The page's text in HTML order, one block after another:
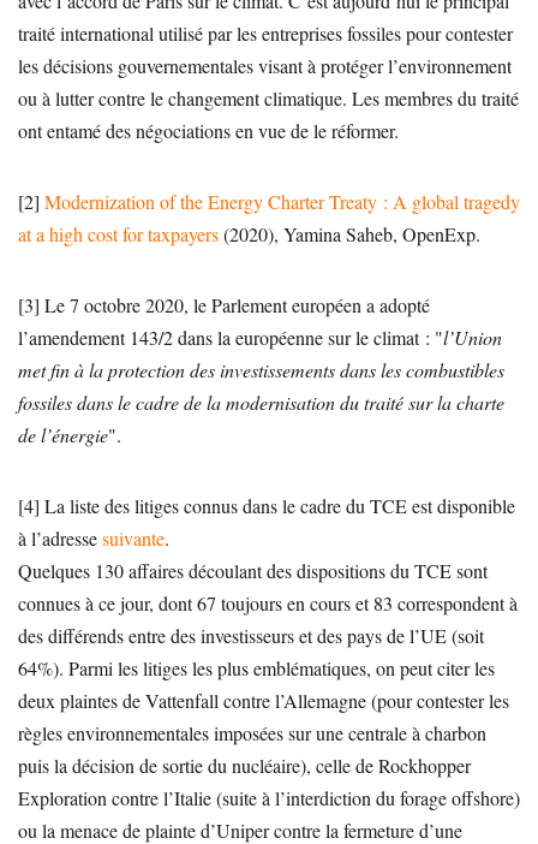
traité international utilisé par les entreprises fossiles pour contester
les décisions gouvernementales visant à protéger l’environnement
ou à lutter contre le changement climatique. Les membres du traité
ont entamé des négociations en vue de le réformer.
[2] Modernization of the Energy Charter Treaty : A global tragedy
at a high cost for taxpayers(2020), Yamina Saheb, OpenExp.
[3] Le 7 octobre 2020, le Parlement européen a adopté
l’amendement 143/2 dans la européenne sur le climat : "l’Union
met fin à la protection des investissements dans les combustibles
fossiles dans le cadre de la modernisation du traité sur la charte
de l’énergie".
[4] La liste des litiges connus dans le cadre du TCE est disponible
à l’adressesuivante.
Quelques 130 affaires découlant des dispositions du TCE sont
connues à ce jour, dont 67 toujours en cours et 83 correspondent à
des différends entre des investisseurs et des pays de l’UE (soit
64%). Parmi les litiges les plus emblématiques, on peut citer les
deux plaintes de Vattenfall contre l’Allemagne (pour contester les
règles environnementales imposées sur une centrale à charbon
puis la décision de sortie du nucléaire), celle de Rockhopper
Exploration contre l’Italie (suite à l’interdiction du forage offshore)
ou la menace de plainte d’Uniper contre la fermeture d’une